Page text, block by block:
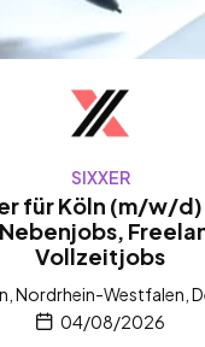
SIXXER
für Köln (m/w/
Vollzeitjobs
Nordrhein-Westfalen,
04/08/2026